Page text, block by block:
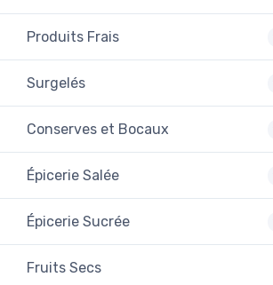
Produits Frais
Surgelés
Conserves et Bocaux
Épicerie Salée
Épicerie Sucrée
Fruits Secs